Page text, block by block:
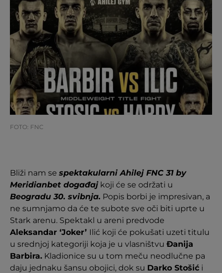
FOTO: FNC
Bliži nam se spektakularni Ahilej FNC 31 by
Meridianbet događajkoji će se održati u
Beogradu 30. svibnja. Popis borbi je impresivan, a
ne sumnjamo da će te subote sve oči biti uprte u
Stark arenu. Spektakl u areni predvode
Aleksandar ‘Joker’ Ilić koji će pokušati uzeti titulu
u srednjoj kategoriji koja je u vlasništvu Đanija
Barbira. Kladionice su u tom meču neodlučne pa
daju jednaku šansu obojici, dok su Darko Stošić i